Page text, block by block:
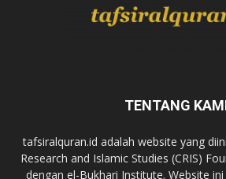
TENTANG
tafsiralquran.id adalah website yang
Research and Islamic Studies (CRIS)
dengan el-Bukhari Institute. Website